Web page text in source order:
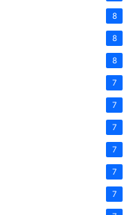
8
8
8
7
7
7
7
7
7